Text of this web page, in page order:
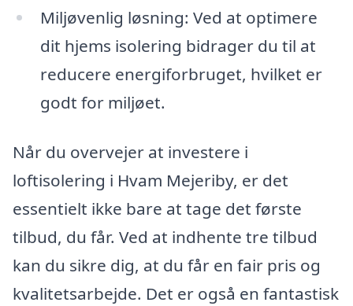
Miljøvenlig løsning: Ved at optimere
dit hjems isolering bidrager du til at
reducere energiforbruget, hvilket er
godt for miljøet.
Når du overvejer at investere i
loftisolering i Hvam Mejeriby, er det
essentielt ikke bare at tage det første
tilbud, du får. Ved at indhente tre tilbud
kan du sikre dig, at du får en fair pris og
kvalitetsarbejde. Det er også en fantastisk